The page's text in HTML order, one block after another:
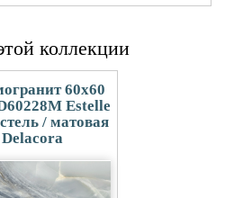
коллекции
60x60
Estelle
/ матовая
Delacora